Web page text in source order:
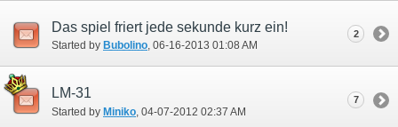
Das spiel friert jede sekunde kurz ein!
Started by Bubolino‎, 06-16-2013 01:08 AM
2
LM-31
Started by Miniko ‎, 04-07-2012 02:37 AM
7